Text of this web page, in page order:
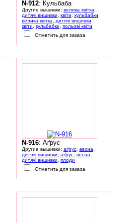
N-912: Кульбаба
Другие вышивки: велика квітка
дитячі вишивки
квіти кульбабки
велика квітка
дитячі вишивки
квіти
кульбабки
польові квіти
Отметить для заказа
N-916: Аґрус
Другие вышивки: аґрус, весна
дитячі вишивки
аґрус, весна
дитячі вишивки
плоди
Отметить для заказа